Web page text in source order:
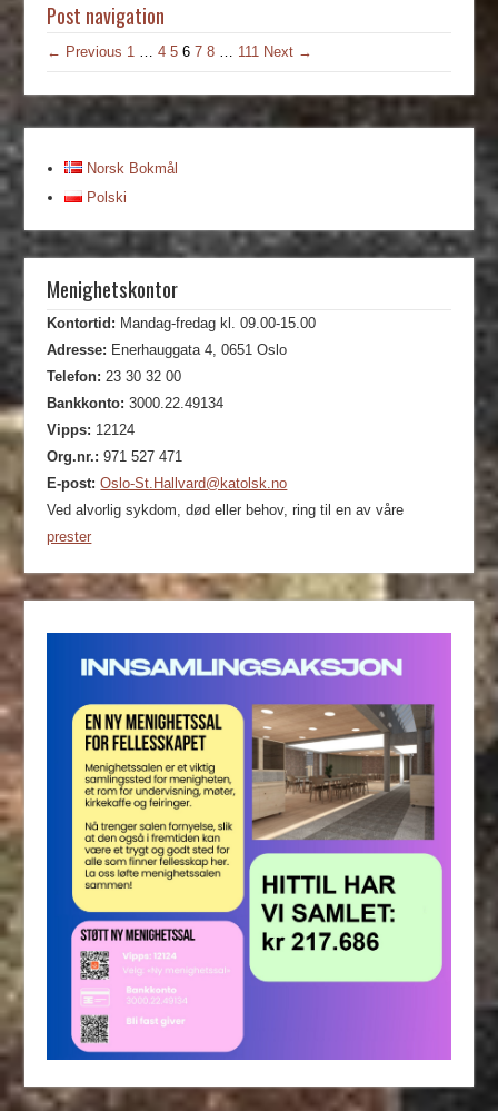
Post navigation
← Previous 1 … 4 5 6 7 8 … 111 Next →
Norsk Bokmål
Polski
Menighetskontor
Kontortid: Mandag-fredag kl. 09.00-15.00
Adresse: Enerhauggata 4, 0651 Oslo
Telefon: 23 30 32 00
Bankkonto: 3000.22.49134
Vipps: 12124
Org.nr.: 971 527 471
E-post: Oslo-St.Hallvard@katolsk.no
Ved alvorlig sykdom, død eller behov, ring til en av våre
prester